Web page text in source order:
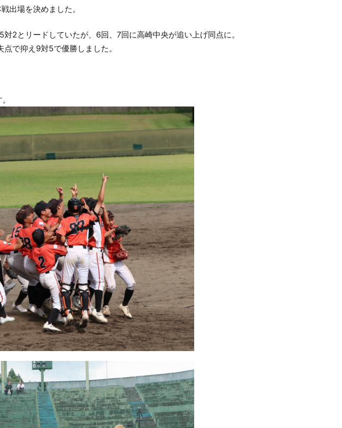
出場を決めました。
2とリードしていたが、6回、7回に高崎中央が追い上げ同点に。
で抑え9対5で優勝しました。